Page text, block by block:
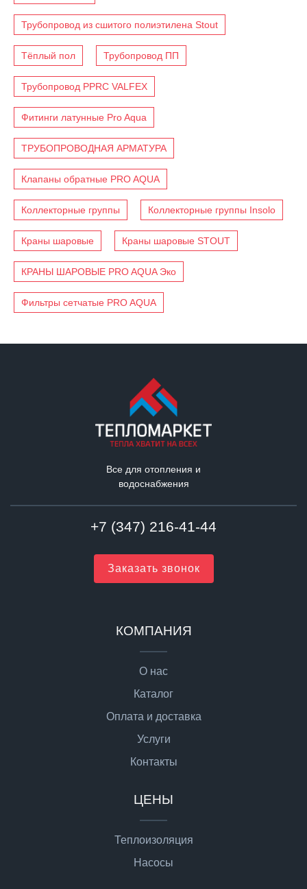
Трубопровод из сшитого полиэтилена Stout
Тёплый пол Трубопровод ПП
Трубопровод PPRC VALFEX
Фитинги латунные Pro Aqua
ТРУБОПРОВОДНАЯ АРМАТУРА
Клапаны обратные PRO AQUA
Коллекторные группы Коллекторные группы Insolo
Краны шаровые Краны шаровые STOUT
КРАНЫ ШАРОВЫЕ PRO AQUA Эко
Фильтры сетчатые PRO AQUA
Все для отопления и
водоснабжения
+7 (347) 216-41-44
Заказать звонок
КОМПАНИЯ
О нас
Каталог
Оплата и доставка
Услуги
Контакты
ЦЕНЫ
Теплоизоляция
Насосы